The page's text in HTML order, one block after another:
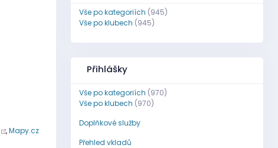
,Mapy.cz
Vše po kategoriích (945)
Vše po klubech (945)
Přihlášky
Vše po kategoriích (970)
Vše po klubech (970)
Doplňkové služby
Přehled vkladů